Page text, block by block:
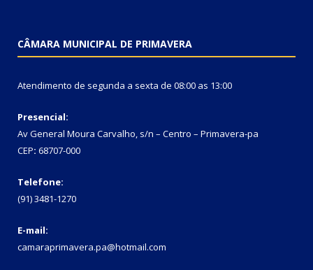
CÂMARA MUNICIPAL DE PRIMAVERA
Atendimento de segunda a sexta de 08:00 as 13:00
Presencial:
Av General Moura Carvalho, s/n – Centro – Primavera-pa
CEP: 68707-000
Telefone:
(91) 3481-1270
E-mail:
camaraprimavera.pa@hotmail.com